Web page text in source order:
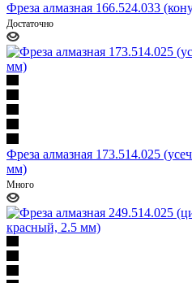
Фреза алмазная 166.524.033
Достаточно
Фреза алмазная 173.514.025
мм)
Много